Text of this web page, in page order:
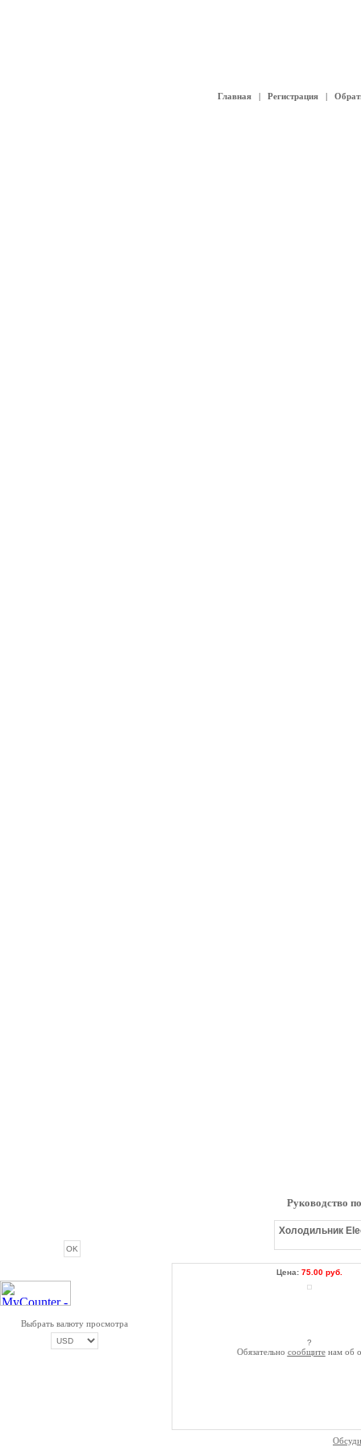
Главная| Регистрация|
Выбрать валюту просмотра
Руководство
Холодильник
Цена: 75.00 руб.
?
Обязательно сообщитенам об